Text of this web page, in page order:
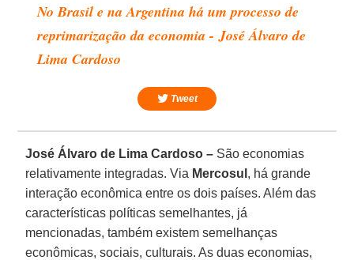
No Brasil e na Argentina há um processo de
reprimarização da economia - José Álvaro de
Lima Cardoso
Tweet
José Álvaro de Lima Cardoso – São economias
relativamente integradas. Via Mercosul , há grande
interação econômica entre os dois países. Além das
características políticas semelhantes, já
mencionadas, também existem semelhanças
econômicas, sociais, culturais. As duas economias,